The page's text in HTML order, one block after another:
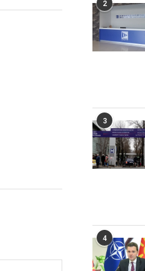
2
3
4